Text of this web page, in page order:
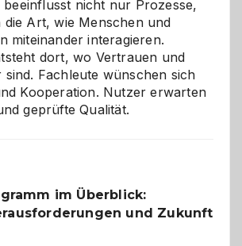
beeinflusst nicht nur Prozesse,
Art, wie Menschen und
miteinander interagieren.
dort, wo Vertrauen und
Fachleute wünschen sich
Kooperation. Nutzer erwarten
geprüfte Qualität.
im Überblick:
und Zukunft